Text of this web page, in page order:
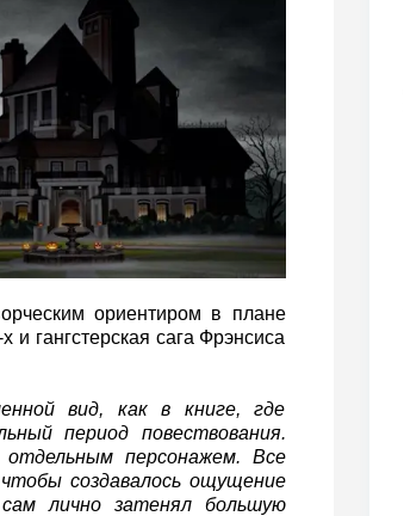
ориентиром в плане
гангстерская сага Фрэнсиса
вид, как в книге, где
период повествования.
персонажем. Все
создавалось ощущение
лично затенял большую